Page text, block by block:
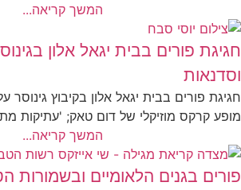
המשך קריאה...
חגיגת פורים בבית יגאל אלון
וסדנאות
חגיגת פורים בבית יגאל אלון בקיבוץ
מופע קרקס מוזיקלי של דום טאק; 'עתיקות
המשך קריאה...
פורים בגנים הלאומיים